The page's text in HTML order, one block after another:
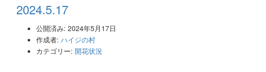
2024.5.17
公開済み: 2024年5月17日
作成者: ハイジの村
カテゴリー: 開花状況